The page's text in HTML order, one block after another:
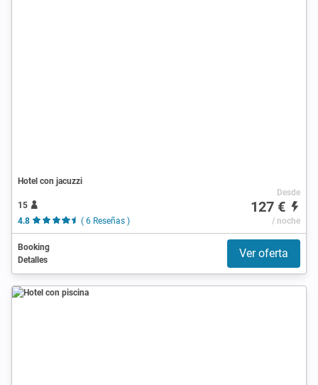
Hotel con jacuzzi
15
4.8
( 6 Reseñas )
Desde
127 €
/ noche
Booking
Detalles
Ver oferta